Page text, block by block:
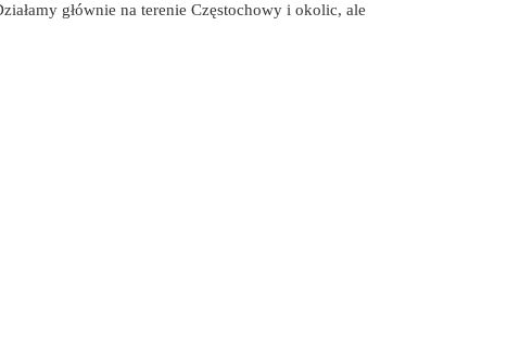
głównie na terenie Częstochowy i okolic, ale